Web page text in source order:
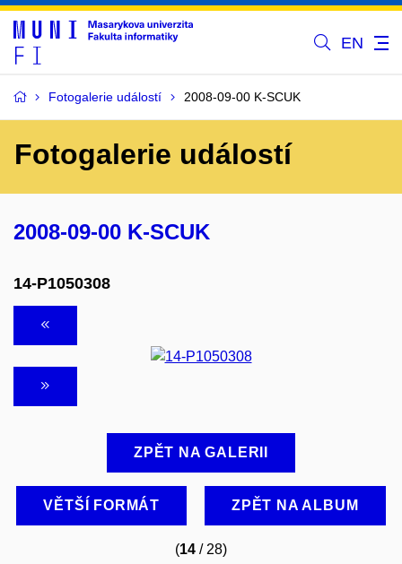
EN
Fotogalerie událostí 2008-09-00 K-SCUK
Fotogalerie událostí
2008-09-00 K-SCUK
14-P1050308
ZPĚT NA GALERII
VĚTŠÍ FORMÁT ZPĚT NA ALBUM
(14 / 28)